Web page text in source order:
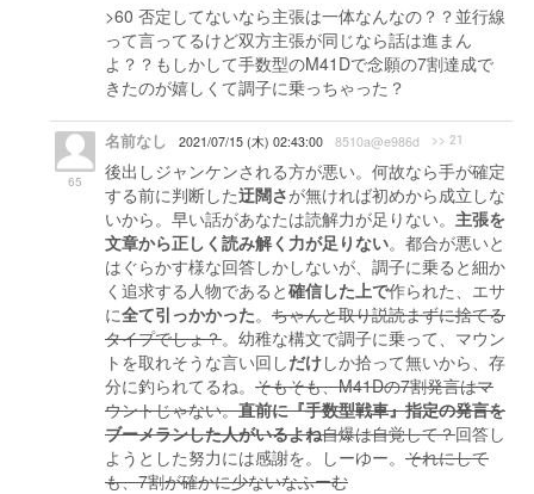
>60 否定してないなら主張は一体なんなの？？並行線
って言ってるけど双方主張が同じなら話は進まん
よ？？もしかして手数型のM41Dで念願の7割達成で
きたのが嬉しくて調子に乗っちゃった？
65
名前なし 2021/07/15 (木) 02:43:00 8510a@e986d >> 21
後出しジャンケンされる方が悪い。何故なら手が確定
する前に判断した迂闊さが無ければ初めから成立しな
いから。早い話があなたは読解力が足りない。 主張を
文章から正しく読み解く力が足りない。都合が悪いと
はぐらかす様な回答しかしないが、調子に乗ると細か
く追求する人物であると確信した上で作られた、エサ
に全て引っかかった。 ちゃんと取り説読まずに捨てる
タイプでしょ？。幼稚な構文で調子に乗って、マウン
トを取れそうな言い回しだけしか拾って無いから、存
分に釣られてるね。 そもそも、M41Dの7割発言はマ
ウントじゃない。直前に『手数型戦車』指定の発言を
ブーメランした人がいるよね自爆は自覚して？回答し
ようとした努力には感謝を。しーゆー。 それにして
も、7割が確かに少ないなふーむ